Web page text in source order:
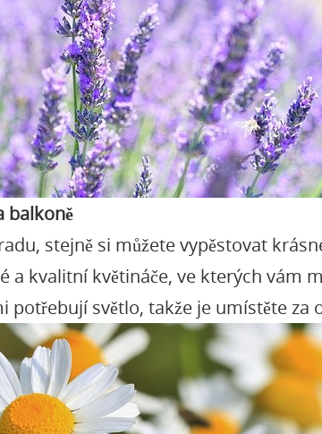
balkoně
stejně si můžete vypěstovat
a kvalitní květináče, ve kterých vám
potřebují světlo, takže je umístěte